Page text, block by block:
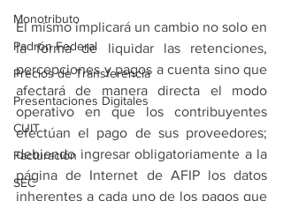
Monotributo
Padrón Federal
Precios de Transferencia
Presentaciones Digitales
CUIT
Facturación
SEC
El mismo implicará un cambio no solo en
la forma de liquidar las retenciones,
percepciones y pagos a cuenta sino que
afectará de manera directa el modo
operativo en que los contribuyentes
efectúan el pago de sus proveedores;
debiendo ingresar obligatoriamente a la
página de Internet de AFIP los datos
inherentes a cada uno de los pagos que